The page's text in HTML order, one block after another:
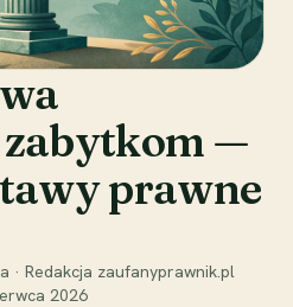
—
prawne
· Redakcja zaufanyprawnik.pl
2026